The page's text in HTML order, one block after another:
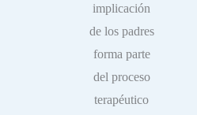
implicación
de los padres
forma parte
del proceso
terapéutico